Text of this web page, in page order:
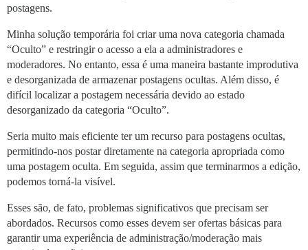
postagens.
Minha solução temporária foi criar uma nova categoria chamada
“Oculto” e restringir o acesso a ela a administradores e
moderadores. No entanto, essa é uma maneira bastante improdutiva
e desorganizada de armazenar postagens ocultas. Além disso, é
difícil localizar a postagem necessária devido ao estado
desorganizado da categoria “Oculto”.
Seria muito mais eficiente ter um recurso para postagens ocultas,
permitindo-nos postar diretamente na categoria apropriada como
uma postagem oculta. Em seguida, assim que terminarmos a edição,
podemos torná-la visível.
Esses são, de fato, problemas significativos que precisam ser
abordados. Recursos como esses devem ser ofertas básicas para
garantir uma experiência de administração/moderação mais